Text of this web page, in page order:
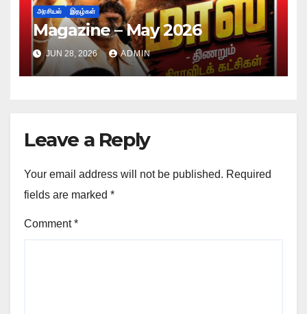
அரசியல் இதழ்கள்
Magazine – May 2026
JUN 28, 2026 ADMIN
Leave a Reply
Your email address will not be published. Required
fields are marked *
Comment*